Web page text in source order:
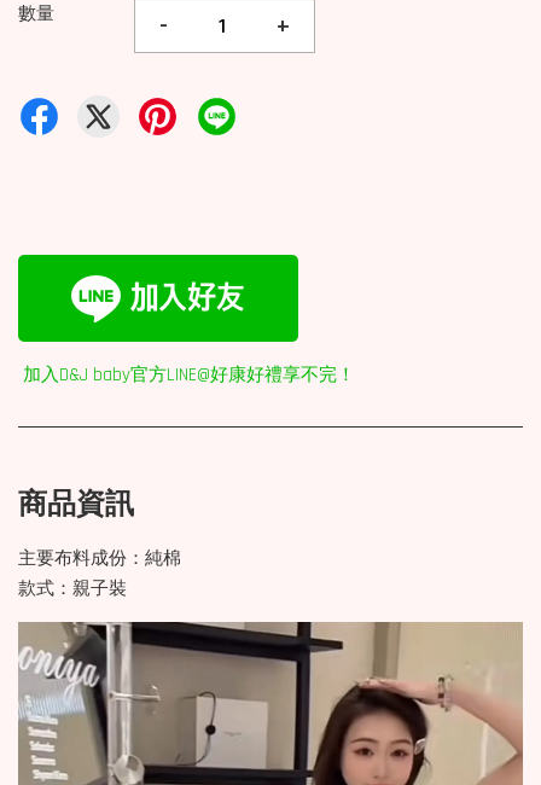
數量 - +
加入D&J baby官方LINE@好康好禮享不完！
商品資訊
主要布料成份：純棉
款式：親子裝